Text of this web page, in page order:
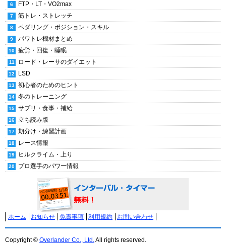
FTP・LT・VO2max
筋トレ・ストレッチ
ペダリング・ポジション・スキル
パワトレ機材まとめ
疲労・回復・睡眠
ロード・レーサのダイエット
LSD
初心者のためのヒント
冬のトレーニング
サプリ・食事・補給
立ち読み版
期分け・練習計画
レース情報
ヒルクライム・上り
プロ選手のパワー情報
ホーム お知らせ 免責事項 利用規約 お問い合わせ
Copyright © Overlander Co., Ltd.All rights reserved.